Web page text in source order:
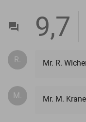
9,7
R. Mr. R.
M. Mr. M.